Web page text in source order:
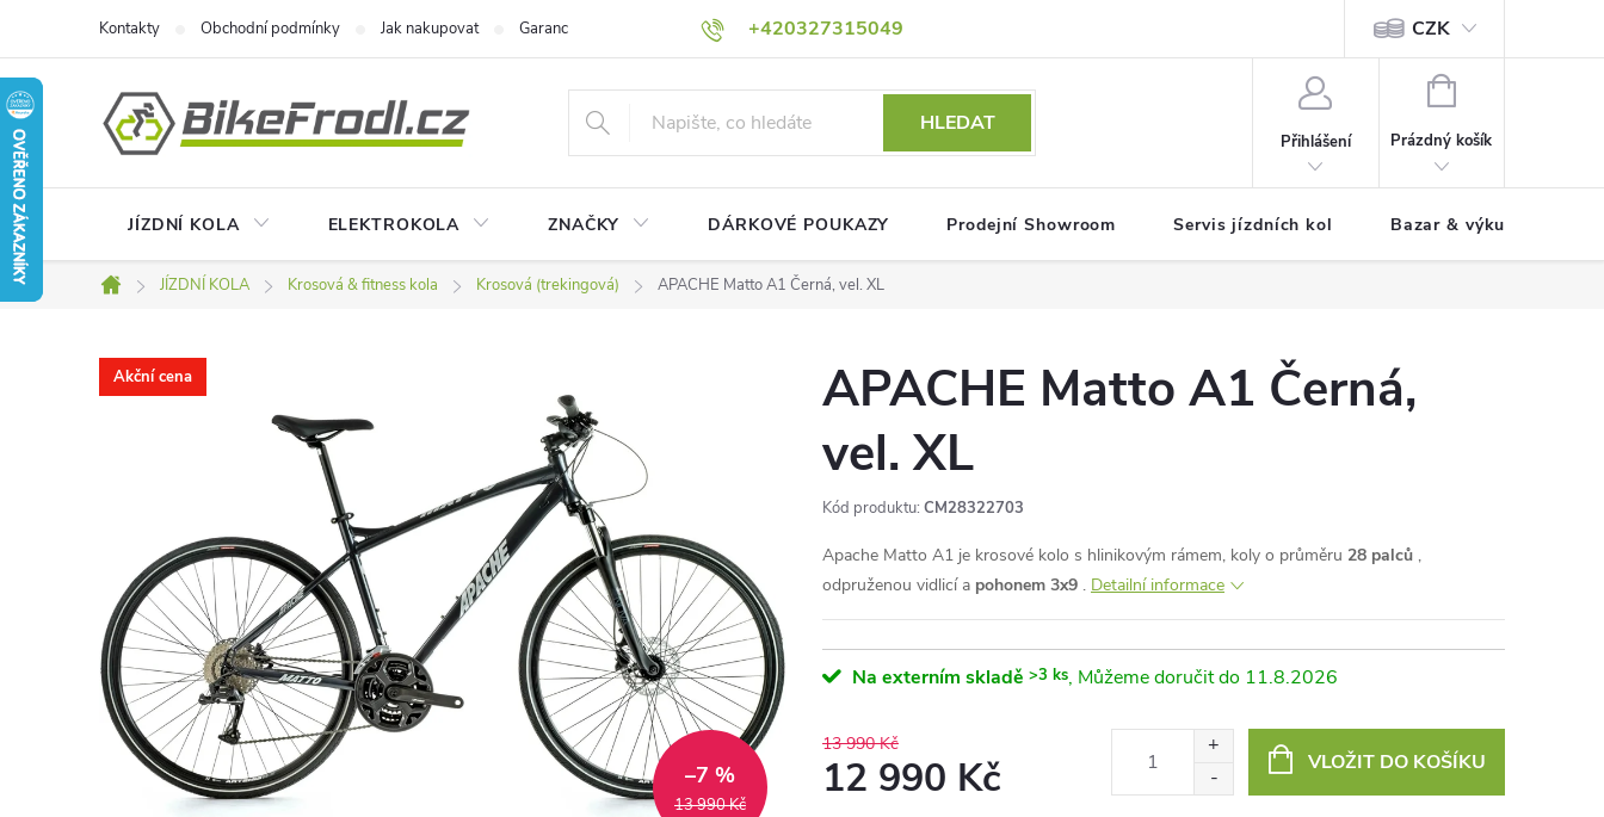
obsah
+420327315049
Kontakty Obchodní podmínky Jak nakupovat Garance nejnižší ceny! Podmínky ochrany osobních údajů CZK
HLEDAT
Přihlášení
NÁKUPNÍ
Prázdný košík
JÍZDNÍ KOLA ELEKTROKOLA ZNAČKY DÁRKOVÉ POUKAZY Prodejní Showroom Servis jízdních kol Bazar & výkup jízdních
Domů
JÍZDNÍ KOLA Krosová & fitness kola Krosová (trekingová) APACHE Matto A1 Černá, vel. XL
Akční cena
13 990 Kč
–7 %
APACHE Matto A1 Černá,
vel. XL
Kód produktu: CM28322703
Apache Matto A1 je krosové kolo s hlinikovým rámem, koly o průměru 28 palců ,
odpruženou vidlicí a pohonem 3x9 . Detailní informace
Na externím skladě >3 ks 11.8.2026
13 990 Kč
12 990 Kč VLOŽIT DO KOŠÍKU